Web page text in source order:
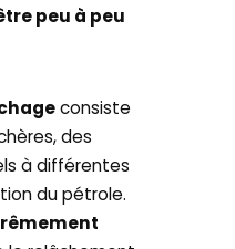
peu à peu
consiste
des
à différentes
du pétrole.